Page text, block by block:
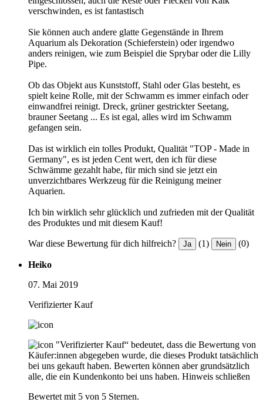
verschwinden, es ist fantastisch
Sie können auch andere glatte Gegenstände in Ihrem
Aquarium als Dekoration (Schieferstein) oder irgendwo
anders reinigen, wie zum Beispiel die Sprybar oder die Lilly
Pipe.
Ob das Objekt aus Kunststoff, Stahl oder Glas besteht, es
spielt keine Rolle, mit der Schwamm es immer einfach oder
einwandfrei reinigt. Dreck, grüner gestrickter Seetang,
brauner Seetang ... Es ist egal, alles wird im Schwamm
gefangen sein.
Das ist wirklich ein tolles Produkt, Qualität "TOP - Made in
Germany", es ist jeden Cent wert, den ich für diese
Schwämme gezahlt habe, für mich sind sie jetzt ein
unverzichtbares Werkzeug für die Reinigung meiner
Aquarien.
Ich bin wirklich sehr glücklich und zufrieden mit der Qualität
des Produktes und mit diesem Kauf!
War diese Bewertung für dich hilfreich? Ja (1) Nein (0)
Heiko
07. Mai 2019
Verifizierter Kauf
"Verifizierter Kauf“ bedeutet, dass die Bewertung von
Käufer:innen abgegeben wurde, die dieses Produkt tatsächlich
bei uns gekauft haben. Bewerten können aber grundsätzlich
alle, die ein Kundenkonto bei uns haben. Hinweis schließen
Bewertet mit 5 von 5 Sternen.